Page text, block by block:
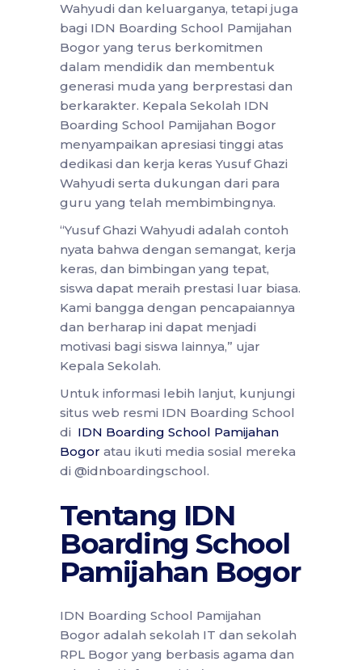
Wahyudi dan keluarganya, tetapi juga
bagi IDN Boarding School Pamijahan
Bogor yang terus berkomitmen
dalam mendidik dan membentuk
generasi muda yang berprestasi dan
berkarakter. Kepala Sekolah IDN
Boarding School Pamijahan Bogor
menyampaikan apresiasi tinggi atas
dedikasi dan kerja keras Yusuf Ghazi
Wahyudi serta dukungan dari para
guru yang telah membimbingnya.
“Yusuf Ghazi Wahyudi adalah contoh
nyata bahwa dengan semangat, kerja
keras, dan bimbingan yang tepat,
siswa dapat meraih prestasi luar biasa.
Kami bangga dengan pencapaiannya
dan berharap ini dapat menjadi
motivasi bagi siswa lainnya,” ujar
Kepala Sekolah.
Untuk informasi lebih lanjut, kunjungi
situs web resmi IDN Boarding School
di IDN Boarding School Pamijahan
Bogor atau ikuti media sosial mereka
di @idnboardingschool.
Tentang IDN
Boarding School
Pamijahan Bogor
IDN Boarding School Pamijahan
Bogor adalah sekolah IT dan sekolah
RPL Bogor yang berbasis agama dan